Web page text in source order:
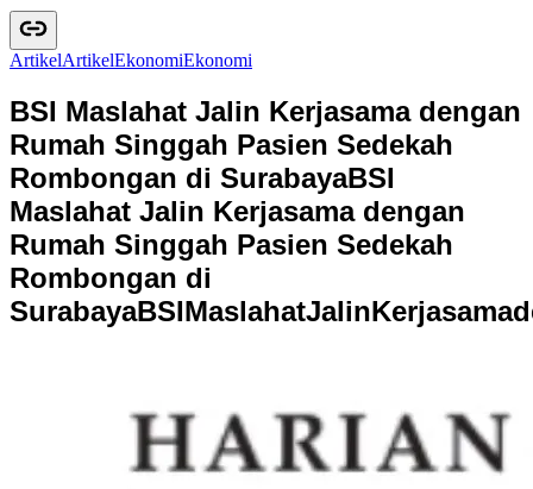
ArtikelArtikelEkonomiEkonomi
BSI Maslahat Jalin Kerjasama dengan
Rumah Singgah Pasien Sedekah
Rombongan di SurabayaBSI
Maslahat Jalin Kerjasama dengan
Rumah Singgah Pasien Sedekah
Rombongan di
SurabayaBSIMaslahatJalinKerjasamad